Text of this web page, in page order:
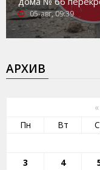
05-авг, 09:39
АРХИВ
«
Пн
Вт
3
4